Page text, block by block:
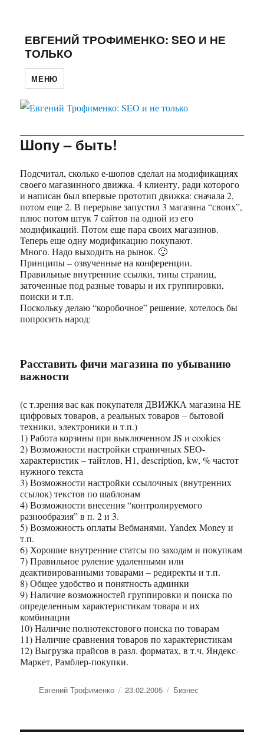
ЕВГЕНИЙ ТРОФИМЕНКО: SEO И НЕ
ТОЛЬКО
МЕНЮ
Шопу – быть!
Подсчитал, сколько е-шопов сделал на модификациях
своего магазинного движка. 4 клиенту, ради которого
и написан был впервые прототип движка: сначала 2,
потом еще 2. В перерыве запустил 3 магазина “своих”,
плюс потом штук 7 сайтов на одной из его
модификаций. Потом еще пара своих магазинов.
Теперь еще одну модификацию покупают.
Много. Надо выходить на рынок. 🙂
Принципы – озвученные на конференции.
Правильные внутренние ссылки, типы страниц,
заточенные под разные товары и их группировки,
поиски и т.п.
Поскольку делаю “коробочное” решение, хотелось бы
попросить народ:
Расставить фичи магазина по убыванию
важности
(с т.зрения вас как покупателя ДВИЖКА магазина НЕ
цифровых товаров, а реальных товаров – бытовой
техники, электроники и т.п.)
1) Работа корзины при выключенном JS и cookies
2) Возможности настройки страничных SEO-
характеристик – тайтлов, H1, description, kw, % частот
нужного текста
3) Возможности настройки ссылочных (внутренних
ссылок) текстов по шаблонам
4) Возможности внесения “контролируемого
разнообразия” в п. 2 и 3.
5) Возможность оплаты Вебманями, Yandex Money и
т.п.
6) Хорошие внутренние статсы по заходам и покупкам
7) Правильное руление удаленными или
деактивированными товарами – редиректы и т.п.
8) Общее удобство и понятность админки
9) Наличие возможностей группировки и поиска по
определенным характеристикам товара и их
комбинации
10) Наличие полнотекстового поиска по товарам
11) Наличие сравнения товаров по характеристикам
12) Выгрузка прайсов в разл. форматах, в т.ч. Яндекс-
Маркет, Рамблер-покупки.
Автор
Евгений Трофименко Опубликовано
23.02.2005 Рубрики
Бизнес